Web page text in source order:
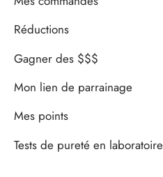
Réductions
Gagner des $$$
Mon lien de parrainage
Mes points
Tests de pureté en laboratoire